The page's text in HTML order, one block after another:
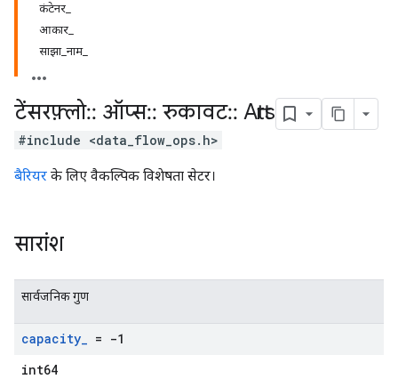
कंटेनर_
आकार_
साझा_नाम_
टेंसरफ़्लो:: ऑप्स:: रुकावट:: Attrs
#include <data_flow_ops.h>
बैरियर के लिए वैकल्पिक विशेषता सेटर।
सारांश
सार्वजनिक गुण
capacity_ = -1
int64